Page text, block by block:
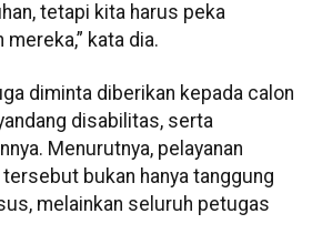
tetapi kita harus peka
kata dia.
diminta diberikan kepada calon
disabilitas, serta
Menurutnya, pelayanan
bukan hanya tanggung
melainkan seluruh petugas